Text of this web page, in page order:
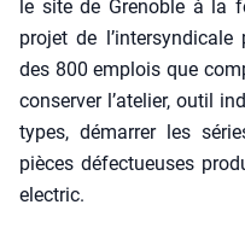
le site de Gre­noble à la
pro­jet de
des 800 emplois que
conser­ver l’a­te­lier, outil
types, démar­rer les
pièces défec­tueuses
elec­tric.